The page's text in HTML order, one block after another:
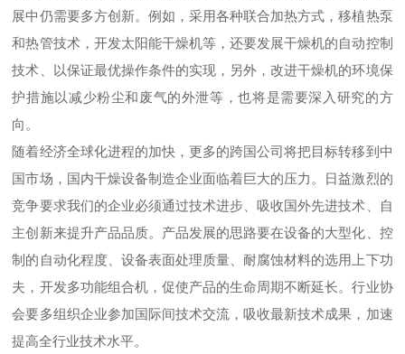
展中仍需要多方创新。例如，采用各种联合加热方式，移植热泵
和热管技术，开发太阳能干燥机等，还要发展干燥机的自动控制
技术、以保证最优操作条件的实现，另外，改进干燥机的环境保
护措施以减少粉尘和废气的外泄等，也将是需要深入研究的方
向。
随着经济全球化进程的加快，更多的跨国公司将把目标转移到中
国市场，国内干燥设备制造企业面临着巨大的压力。日益激烈的
竞争要求我们的企业必须通过技术进步、吸收国外先进技术、自
主创新来提升产品品质。产品发展的思路要在设备的大型化、控
制的自动化程度、设备表面处理质量、耐腐蚀材料的选用上下功
夫，开发多功能组合机，促使产品的生命周期不断延长。行业协
会要多组织企业参加国际间技术交流，吸收最新技术成果，加速
提高全行业技术水平。